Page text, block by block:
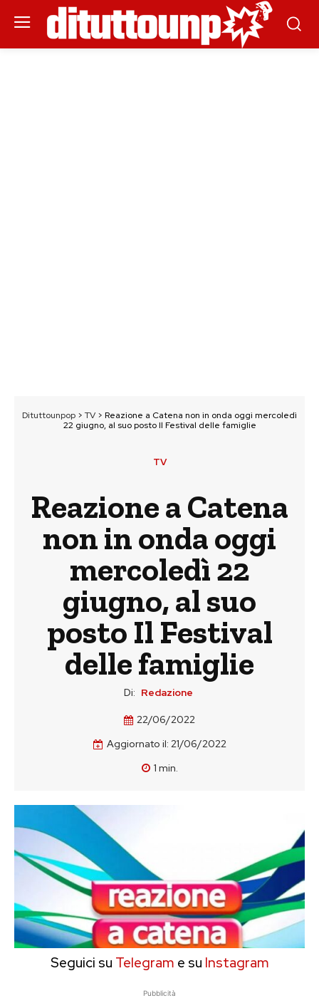
Dituttounpop > TV > Reazione a Catena non in onda oggi mercoledì
22 giugno, al suo posto Il Festival delle famiglie
TV
Reazione a Catena
non in onda oggi
mercoledì 22
giugno, al suo
posto Il Festival
delle famiglie
Di: Redazione
22/06/2022
Aggiornato il: 21/06/2022
1 min.
Seguici su Telegram e su Instagram
Pubblicità